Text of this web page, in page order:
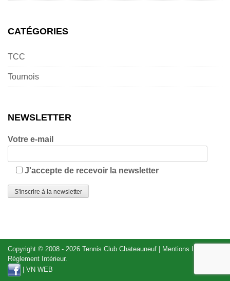
CATÉGORIES
TCC
Tournois
NEWSLETTER
Votre e-mail
J'accepte de recevoir la newsletter
Copyright © 2008 - 2026 Tennis Club Chateauneuf | Mentions Légales
Règlement Intérieur.
| VN WEB